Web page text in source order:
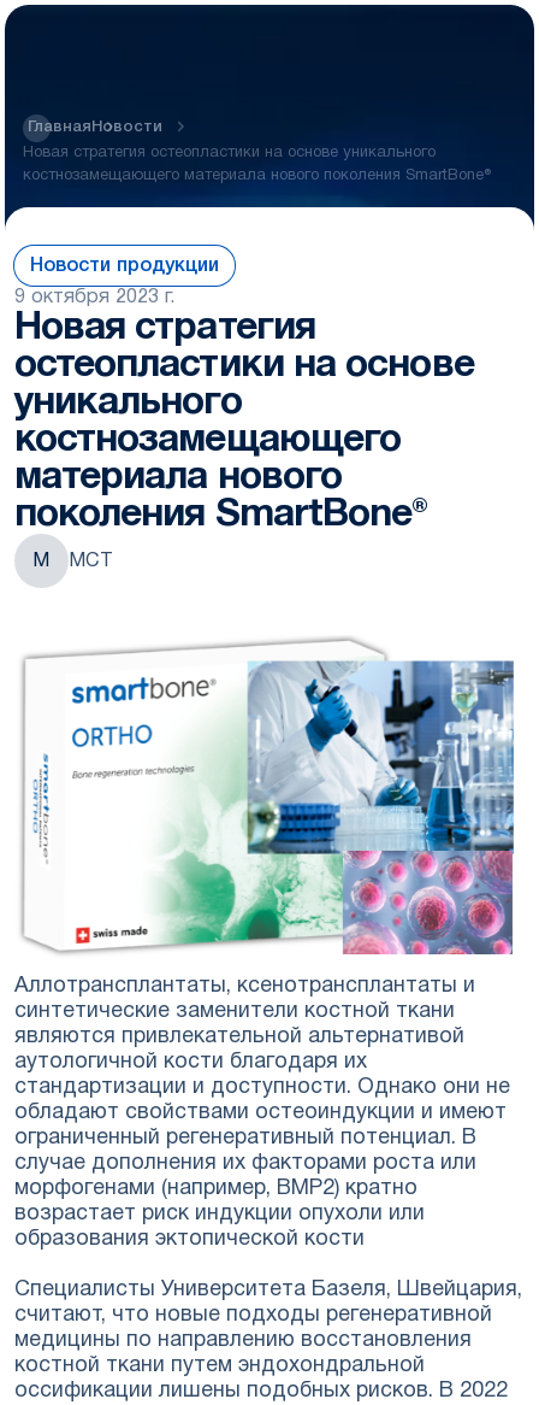
Главная Новости
Новая стратегия остеопластики на основе уникального
костнозамещающего материала нового поколения SmartBone®
Новости продукции
9 октября 2023 г.
Новая стратегия
остеопластики на основе
уникального
костнозамещающего
материала нового
поколения SmartBone®
М МСТ
Аллотрансплантаты, ксенотрансплантаты и
синтетические заменители костной ткани
являются привлекательной альтернативой
аутологичной кости благодаря их
стандартизации и доступности. Однако они не
обладают свойствами остеоиндукции и имеют
ограниченный регенеративный потенциал. В
случае дополнения их факторами роста или
морфогенами (например, BMP2) кратно
возрастает риск индукции опухоли или
образования эктопической кости
Специалисты Университета Базеля, Швейцария,
считают, что новые подходы регенеративной
медицины по направлению восстановления
костной ткани путем эндохондральной
оссификации лишены подобных рисков. В 2022